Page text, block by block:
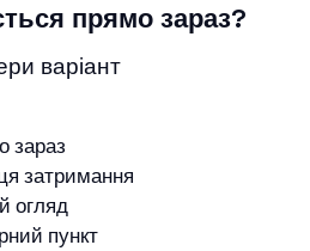
прямо зараз?
варіант
зараз
затримання
огляд
пункт